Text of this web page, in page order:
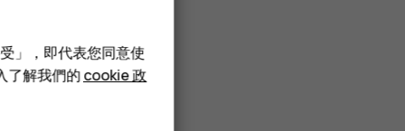
」，即代表您同意使
了解我們的cookie 政